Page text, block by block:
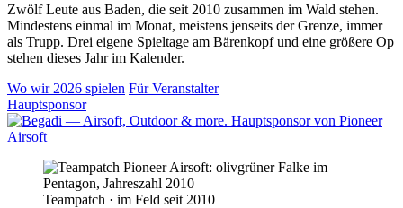
Zwölf Leute aus Baden, die seit 2010 zusammen im Wald stehen.
Mindestens einmal im Monat, meistens jenseits der Grenze, immer
als Trupp. Drei eigene Spieltage am Bärenkopf und eine größere Op
stehen dieses Jahr im Kalender.
Wo wir 2026 spielen Für Veranstalter
Hauptsponsor
Teampatch · im Feld seit 2010